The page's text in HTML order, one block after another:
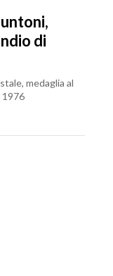
di
medaglia al
1976